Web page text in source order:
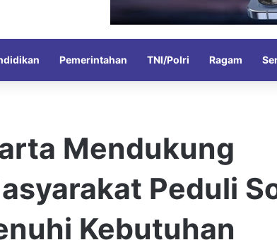
Pemerintahan TNI/Polri Ragam
Mendukung
Peduli
Kebutuhan